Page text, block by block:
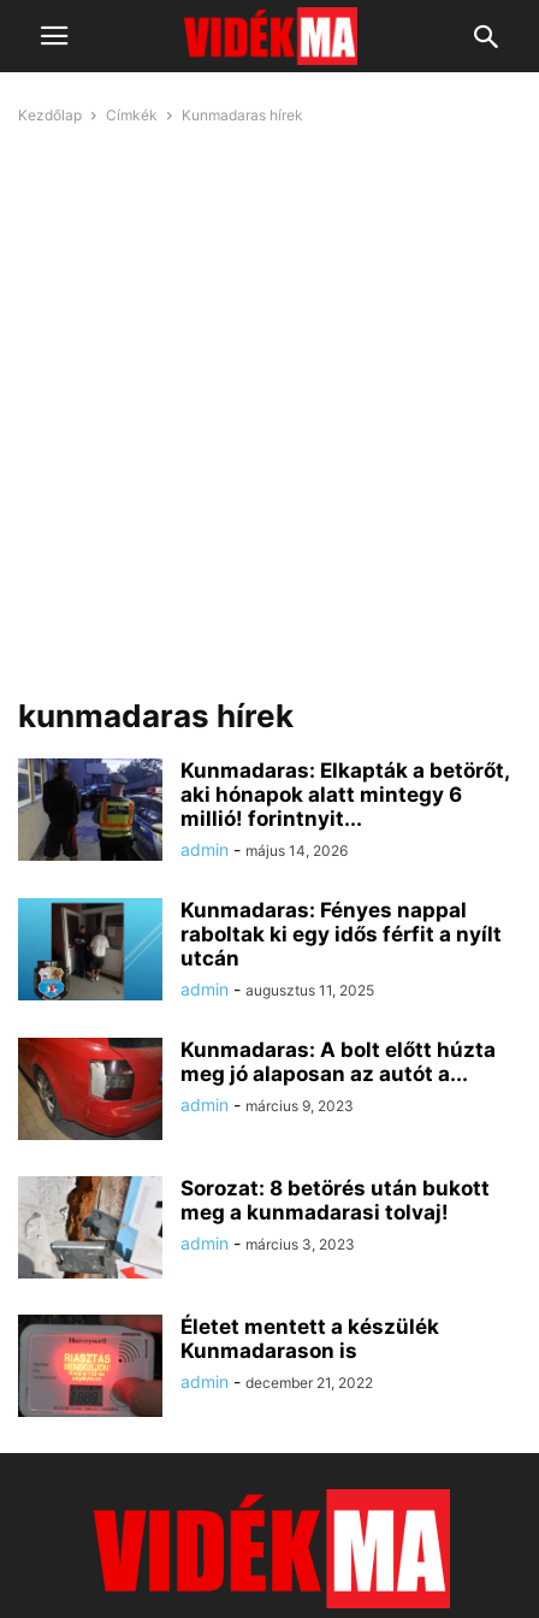
Kezdőlap Címkék Kunmadaras hírek
kunmadaras hírek
Kunmadaras: Elkapták a betörőt,
aki hónapok alatt mintegy 6
millió! forintnyit...
admin - május 14, 2026
Kunmadaras: Fényes nappal
raboltak ki egy idős férfit a nyílt
utcán
admin - augusztus 11, 2025
Kunmadaras: A bolt előtt húzta
meg jó alaposan az autót a...
admin - március 9, 2023
Sorozat: 8 betörés után bukott
meg a kunmadarasi tolvaj!
admin - március 3, 2023
Életet mentett a készülék
Kunmadarason is
admin - december 21, 2022